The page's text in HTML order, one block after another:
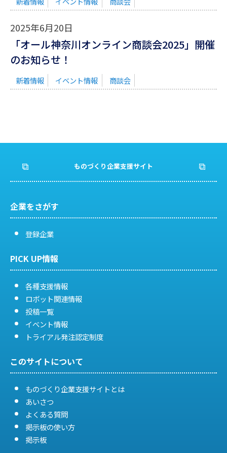
2025年6月20日
「オール神奈川オンライン商談会2025」開催
のお知らせ！
新着情報 イベント情報 商談会
ものづくり企業支援サイト
企業をさがす
登録企業
PICK UP情報
各種支援情報
ロボット関連情報
投稿一覧
イベント情報
トライアル発注認定制度
このサイトについて
ものづくり企業支援サイトとは
あいさつ
よくある質問
掲示板の使い方
掲示板